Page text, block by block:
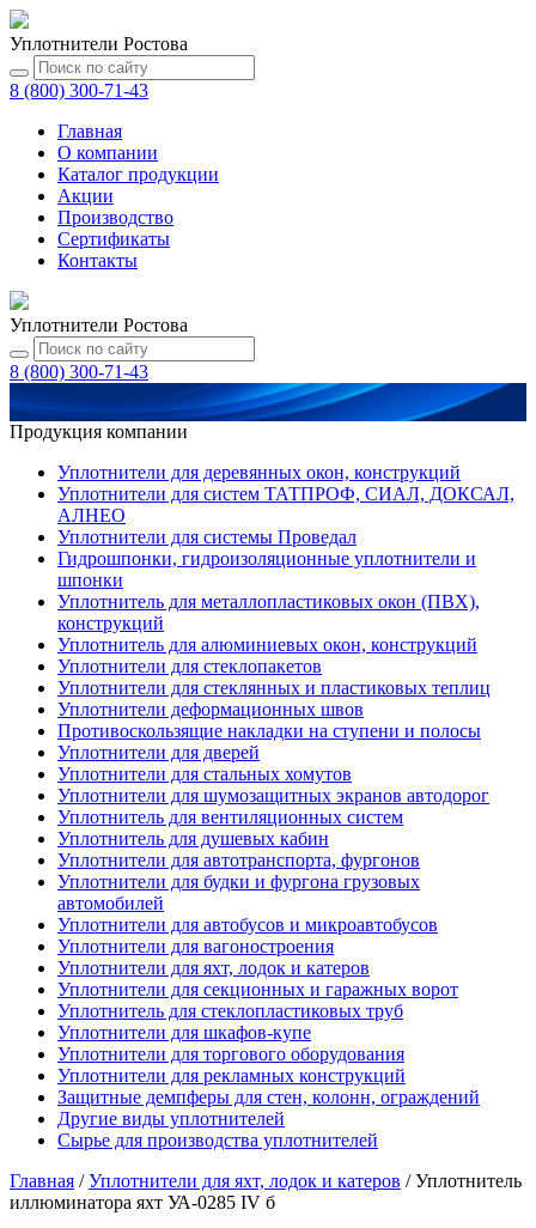
Уплотнители Ростова
8 (800) 300-71-43
Главная
О компании
Каталог продукции
Акции
Производство
Сертификаты
Контакты
Уплотнители Ростова
8 (800) 300-71-43
Продукция компании
Уплотнители для деревянных окон, конструкций
Уплотнители для систем ТАТПРОФ, СИАЛ, ДОКСАЛ,
АЛНЕО
Уплотнители для системы Проведал
Гидрошпонки, гидроизоляционные уплотнители и
шпонки
Уплотнитель для металлопластиковых окон (ПВХ),
конструкций
Уплотнитель для алюминиевых окон, конструкций
Уплотнители для стеклопакетов
Уплотнители для стеклянных и пластиковых теплиц
Уплотнители деформационных швов
Противоскользящие накладки на ступени и полосы
Уплотнители для дверей
Уплотнители для стальных хомутов
Уплотнители для шумозащитных экранов автодорог
Уплотнитель для вентиляционных систем
Уплотнитель для душевых кабин
Уплотнители для автотранспорта, фургонов
Уплотнители для будки и фургона грузовых
автомобилей
Уплотнители для автобусов и микроавтобусов
Уплотнители для вагоностроения
Уплотнители для яхт, лодок и катеров
Уплотнители для секционных и гаражных ворот
Уплотнитель для стеклопластиковых труб
Уплотнители для шкафов-купе
Уплотнители для торгового оборудования
Уплотнители для рекламных конструкций
Защитные демпферы для стен, колонн, ограждений
Другие виды уплотнителей
Сырье для производства уплотнителей
Главная /Уплотнители для яхт, лодок и катеров /Уплотнитель
иллюминатора яхт УА-0285 IV б